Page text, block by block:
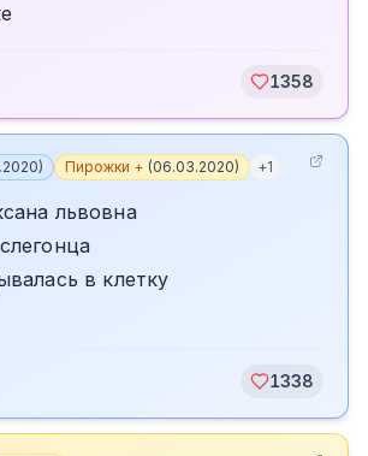
1358
) Пирожки + (06.03.2020) +1
львовна
в клетку
1338